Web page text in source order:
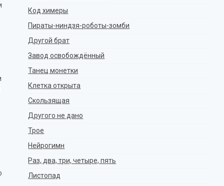
Код химеры
Пираты-ниндзя-роботы-зомби
Другой брат
Завод освобождённый
Танец монетки
Клетка открыта
Скользящая
Другого не дано
Трое
Нейрогимн
Раз, два, три, четыре, пять
Листопад